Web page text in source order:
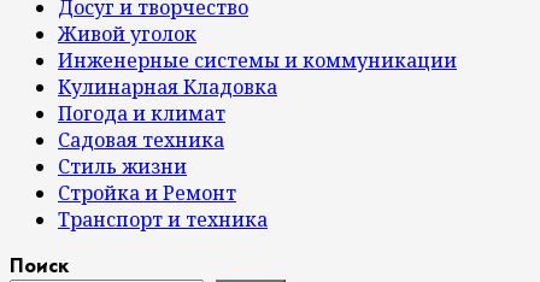
Досуг и творчество
Живой уголок
Инженерные системы и коммуникации
Кулинарная Кладовка
Погода и климат
Садовая техника
Стиль жизни
Стройка и Ремонт
Транспорт и техника
Поиск